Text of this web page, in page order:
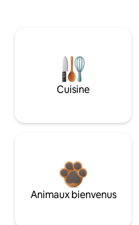
Cuisine
Animaux bienvenus